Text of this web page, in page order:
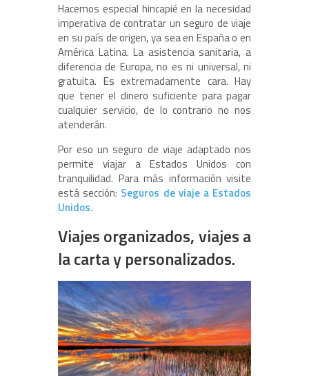
Hacemos especial hincapié en la necesidad
imperativa de contratar un seguro de viaje
en su país de origen, ya sea en España o en
América Latina. La asistencia sanitaria, a
diferencia de Europa, no es ni universal, ni
gratuita. Es extremadamente cara. Hay
que tener el dinero suficiente para pagar
cualquier servicio, de lo contrario no nos
atenderán.
Por eso un seguro de viaje adaptado nos
permite viajar a Estados Unidos con
tranquilidad. Para más información visite
está sección: Seguros de viaje a Estados
Unidos.
Viajes organizados, viajes a
la carta y personalizados.